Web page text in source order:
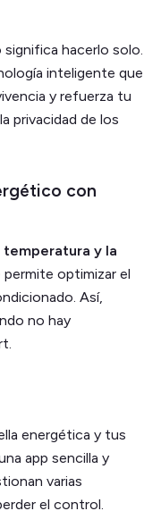
hacerlo solo.
inteligente que
y refuerza tu
privacidad de los
con
y la
optimizar el
Así,
no hay
energética y tus
app sencilla y
varias
el control.